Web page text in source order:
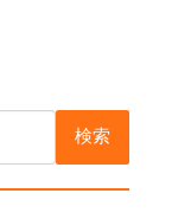
検索